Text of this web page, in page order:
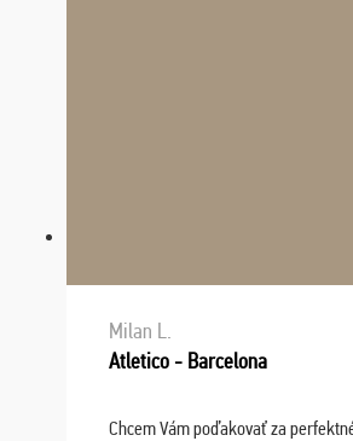
Milan L.
Atletico - Barcelona
Chcem Vám poďakovať za